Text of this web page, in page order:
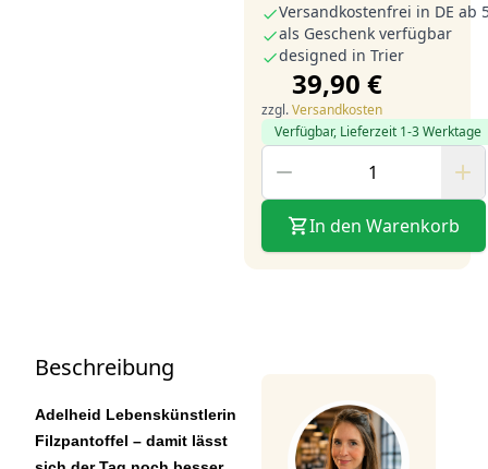
Versandkostenfrei in DE ab
als Geschenk verfügbar
designed in Trier
39,90 €
zzgl.Versandkosten
Verfügbar, Lieferzeit 1-3 Werktage
In den Warenkorb
Beschreibung
Adelheid Lebenskünstlerin
Filzpantoffel – damit lässt